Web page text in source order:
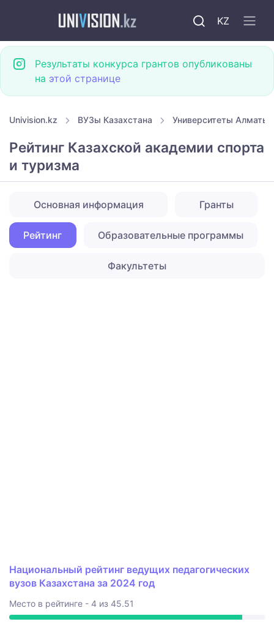
KZ
Результаты конкурса грантов опубликованы
на этой странице
Univision.kz ВУЗы Казахстана Университеты Алматы
Рейтинг Казахской академии спорта
и туризма
Основная информация Гранты
Рейтинг Образовательные программы
Факультеты
Национальный рейтинг ведущих педагогических
вузов Казахстана за 2024 год
Место в рейтинге - 4 из 45.51